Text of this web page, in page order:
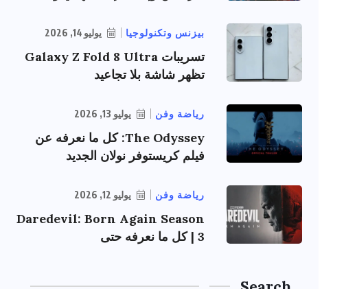
بيزنس وتكنولوجيا يوليو 14, 2026
تسريبات Galaxy Z Fold 8 Ultra
تظهر شاشة بلا تجاعيد
رياضة وفن يوليو 13, 2026
The Odyssey: كل ما نعرفه عن
فيلم كريستوفر نولان الجديد
رياضة وفن يوليو 12, 2026
Daredevil: Born Again Season
3 | كل ما نعرفه حتى